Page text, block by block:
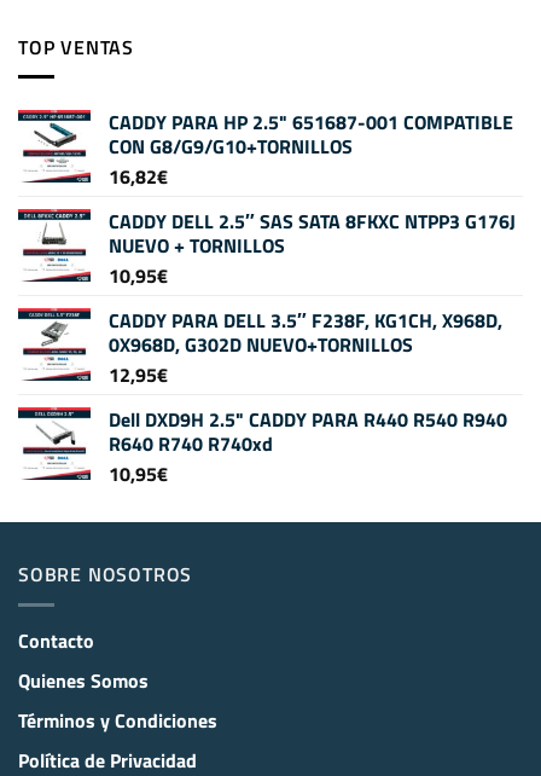
TOP VENTAS
CADDY PARA HP 2.5" 651687-001 COMPATIBLE
CON G8/G9/G10+TORNILLOS
16,82€
CADDY DELL 2.5″ SAS SATA 8FKXC NTPP3 G176J
NUEVO + TORNILLOS
10,95€
CADDY PARA DELL 3.5″ F238F, KG1CH, X968D,
0X968D, G302D NUEVO+TORNILLOS
12,95€
Dell DXD9H 2.5" CADDY PARA R440 R540 R940
R640 R740 R740xd
10,95€
SOBRE NOSOTROS
Contacto
Quienes Somos
Términos y Condiciones
Política de Privacidad